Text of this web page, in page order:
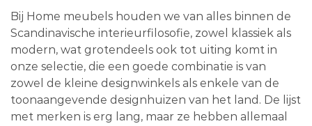
Bij Home meubels houden we van alles binnen de
Scandinavische interieurfilosofie, zowel klassiek als
modern, wat grotendeels ook tot uiting komt in
onze selectie, die een goede combinatie is van
zowel de kleine designwinkels als enkele van de
toonaangevende designhuizen van het land. De lijst
met merken is erg lang, maar ze hebben allemaal